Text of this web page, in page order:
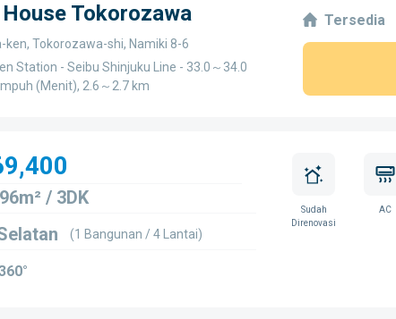
Tokorozawa
ken, Tokorozawa-shi, Namiki 8-6
Station - Seibu Shinjuku Line - 33.0～34.0
(Menit), 2.6～2.7 km
Tersedia
/ 3DK
(1 Bangunan / 4 Lantai)
Sudah
Direnovasi
AC